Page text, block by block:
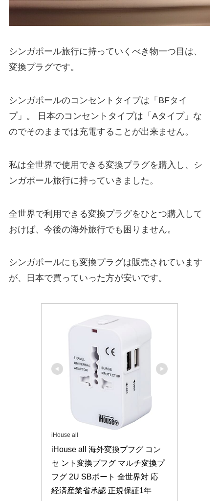
シンガポール旅行に持っていくべき物一つ目は、
変換プラグです。
シンガポールのコンセントタイプは「BFタイ
プ」。 日本のコンセントタイプは「Aタイプ」な
のでそのままでは充電することが出来ません。
私は全世界で使用できる変換プラグを購入し、シ
ンガポール旅行に持っていきました。
全世界で利用できる変換プラグをひとつ購入して
おけば、今後の海外旅行でも困りません。
シンガポールにも変換プラグは販売されています
が、日本で買っていった方が安いです。
iHouse all
iHouse all 海外変換プフグ コン
セ ント変換プフグ マルチ変換プ
フグ 2U SBポート 全世界対 応
経済産業省承認 正規保証1年